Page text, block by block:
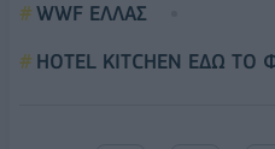
WWF ΕΛΛΑΣ
HOTEL KITCHEN ΕΔΩ ΤΟ